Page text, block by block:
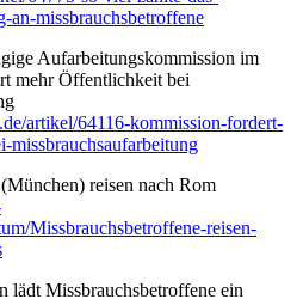
an-missbrauchsbetroffene
Aufarbeitungskommission im
mehr Öffentlichkeit bei
artikel/64116-kommission-fordert-
missbrauchsaufarbeitung
reisen nach Rom
Missbrauchsbetroffene-reisen-
lädt Missbrauchsbetroffene ein